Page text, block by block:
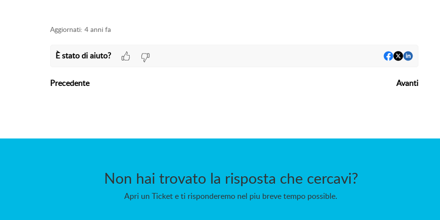
Aggiornati: 4 anni fa
È stato di aiuto?
Precedente Avanti
Non hai trovato la risposta che cercavi?
Apri un Ticket e ti risponderemo nel piu breve tempo possible.